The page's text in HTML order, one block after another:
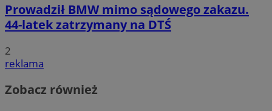
Prowadził BMW mimo sądowego zakazu.
44-latek zatrzymany na DTŚ
2
reklama
Zobacz również